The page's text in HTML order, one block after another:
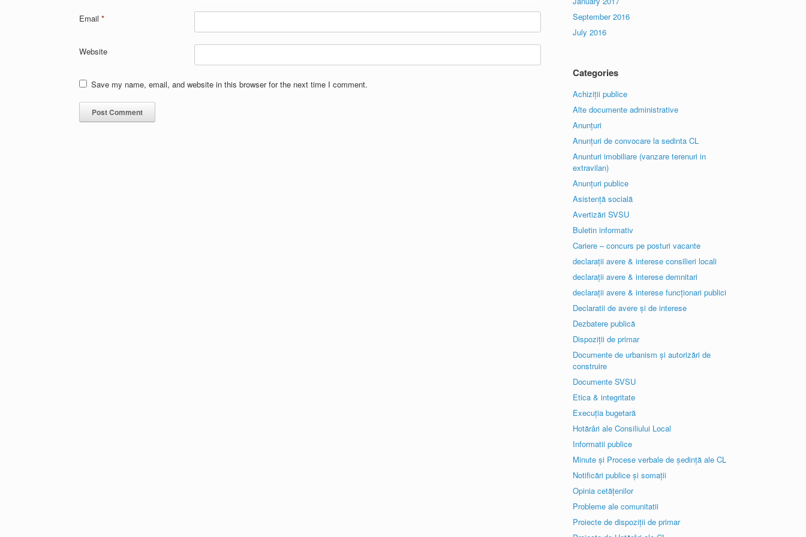
Email *
Website
Save my name, email, and website in this browser for the next time I comment.
September 2016
July 2016
Categories
Achiziții publice
Alte documente administrative
Anunțuri
Anunțuri de convocare la sedinta CL
Anunturi imobiliare (vanzare terenuri in
extravilan)
Anunțuri publice
Asistență socială
Avertizări SVSU
Buletin informativ
Cariere – concurs pe posturi vacante
declarații avere & interese consilieri locali
declarații avere & interese demnitari
declarații avere & interese funcționari publici
Declaratii de avere și de interese
Dezbatere publică
Dispoziții de primar
Documente de urbanism și autorizări de
construire
Documente SVSU
Etica & integritate
Execuția bugetară
Hotărâri ale Consiliului Local
Informatii publice
Minute și Procese verbale de ședință ale CL
Notificări publice și somații
Opinia cetățenilor
Probleme ale comunitatii
Proiecte de dispoziții de primar